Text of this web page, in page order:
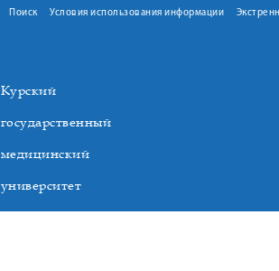
Поиск Условия использования информации
Курский
государственный
медицинский
университет